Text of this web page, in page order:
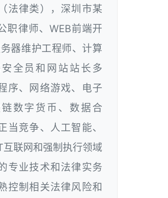
法律类），深圳市某
职律师、WEB前端开
器维护工程师、计算
全员和网站站长多
序、网络游戏、电子
数字货币、数据合
当竞争、人工智能、
互联网和强制执行领域
专业技术和法律实务
控制相关法律风险和